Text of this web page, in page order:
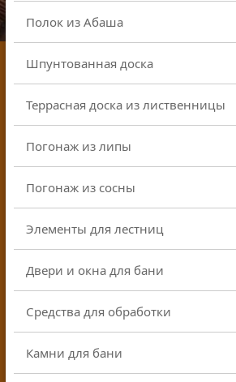
Полок из Абаша
Шпунтованная доска
Террасная доска из лиственницы
Погонаж из липы
Погонаж из сосны
Элементы для лестниц
Двери и окна для бани
Средства для обработки
Камни для бани